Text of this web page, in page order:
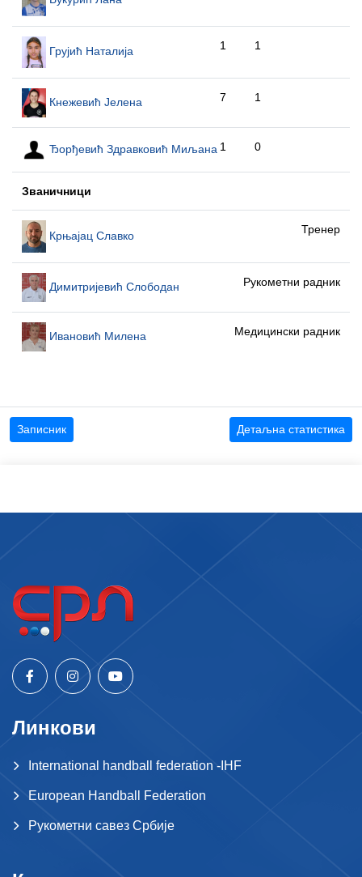
Грујић Наталија 1 1
Кнежевић Јелена 7 1
Ђорђевић Здравковић Миљана 1 0
Званичници
Крњајац Славко Тренер
Димитријевић Слободан Рукометни радник
Ивановић Милена Медицински радник
Записник Детаљна статистика
Линкови
International handball federation -IHF
European Handball Federation
Рукометни савез Србије